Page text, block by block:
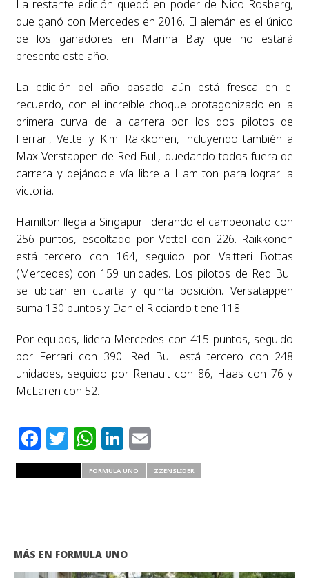
La restante edición quedó en poder de Nico Rosberg,
que ganó con Mercedes en 2016. El alemán es el único
de los ganadores en Marina Bay que no estará
presente este año.
La edición del año pasado aún está fresca en el
recuerdo, con el increíble choque protagonizado en la
primera curva de la carrera por los dos pilotos de
Ferrari, Vettel y Kimi Raikkonen, incluyendo también a
Max Verstappen de Red Bull, quedando todos fuera de
carrera y dejándole vía libre a Hamilton para lograr la
victoria.
Hamilton llega a Singapur liderando el campeonato con
256 puntos, escoltado por Vettel con 226. Raikkonen
está tercero con 164, seguido por Valtteri Bottas
(Mercedes) con 159 unidades. Los pilotos de Red Bull
se ubican en cuarta y quinta posición. Versatappen
suma 130 puntos y Daniel Ricciardo tiene 118.
Por equipos, lidera Mercedes con 415 puntos, seguido
por Ferrari con 390. Red Bull está tercero con 248
unidades, seguido por Renault con 86, Haas con 76 y
McLaren con 52.
Facebook
Twitter
WhatsApp
LinkedIn
Email
FORMULA UNO ZZENSLIDER
MÁS EN FORMULA UNO